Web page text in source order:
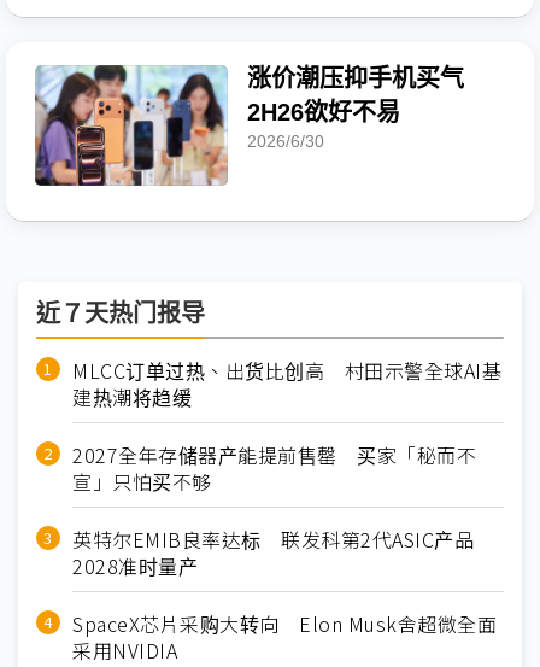
涨价潮压抑手机买气
2H26欲好不易
2026/6/30
近７天热门报导
MLCC订单过热、出货比创高 村田示警全球AI基
建热潮将趋缓
2027全年存储器产能提前售罄 买家「秘而不
宣」只怕买不够
英特尔EMIB良率达标 联发科第2代ASIC产品
2028准时量产
SpaceX芯片采购大转向 Elon Musk舍超微全面
采用NVIDIA